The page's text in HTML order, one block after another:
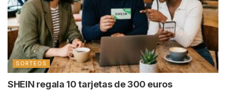
SORTEOS
SHEIN regala 10 tarjetas de 300 euros